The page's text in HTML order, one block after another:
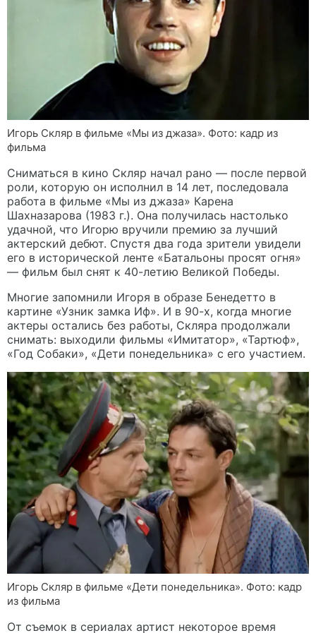
Игорь Скляр в фильме «Мы из джаза». Фото: кадр из
фильма
Сниматься в кино Скляр начал рано — после первой
роли, которую он исполнил в 14 лет, последовала
работа в фильме «Мы из джаза» Карена
Шахназарова (1983 г.). Она получилась настолько
удачной, что Игорю вручили премию за лучший
актерский дебют. Спустя два года зрители увидели
его в исторической ленте «Батальоны просят огня»
— фильм был снят к 40-летию Великой Победы.
Многие запомнили Игоря в образе Бенедетто в
картине «Узник замка Иф». И в 90-х, когда многие
актеры остались без работы, Скляра продолжали
снимать: выходили фильмы «Имитатор», «Тартюф»,
«Год Собаки», «Дети понедельника» с его участием.
Игорь Скляр в фильме «Дети понедельника». Фото: кадр
из фильма
От съемок в сериалах артист некоторое время